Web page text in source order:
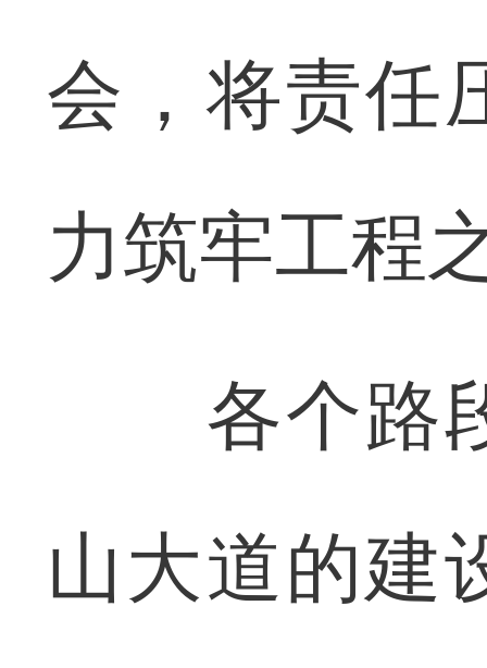
会，将责任
力筑牢工程
各个路段
山大道的建